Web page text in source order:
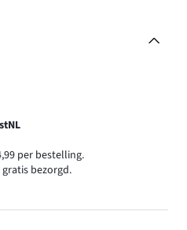
per bestelling.
bezorgd.